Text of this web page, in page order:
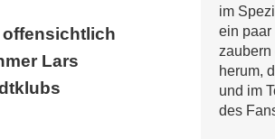
offensichtlich
Lars
im
ein paar
zaubern
herum,
und im
des